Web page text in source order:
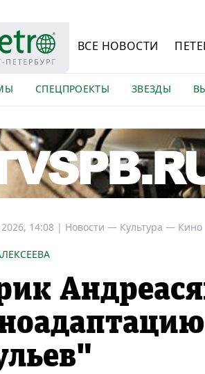
ВСЕ НОВОСТИ
СПЕЦПРОЕКТЫ ЗВЕЗДЫ
7841320717
14:08 | Новости — Культура — Кино